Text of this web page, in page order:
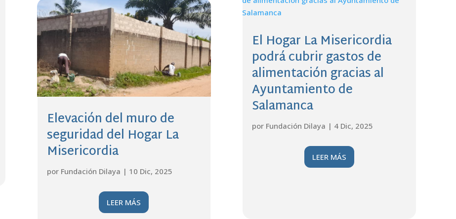
Elevación del muro de
seguridad del Hogar La
Misericordia
por Fundación Dilaya | 10 Dic, 2025
LEER MÁS
El Hogar La Misericordia
podrá cubrir gastos de
alimentación gracias al
Ayuntamiento de
Salamanca
por Fundación Dilaya | 4 Dic, 2025
LEER MÁS